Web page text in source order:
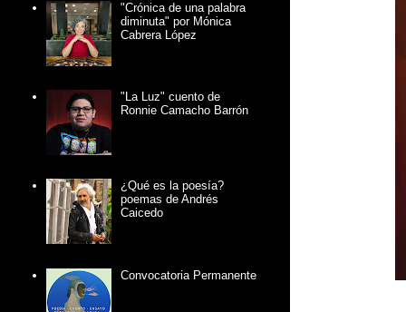
"Crónica de una palabra
diminuta" por Mónica
Cabrera López
"La Luz" cuento de
Ronnie Camacho Barrón
¿Qué es la poesía?
poemas de Andrés
Caicedo
Convocatoria Permanente